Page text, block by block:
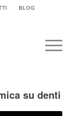
BLOG
su denti